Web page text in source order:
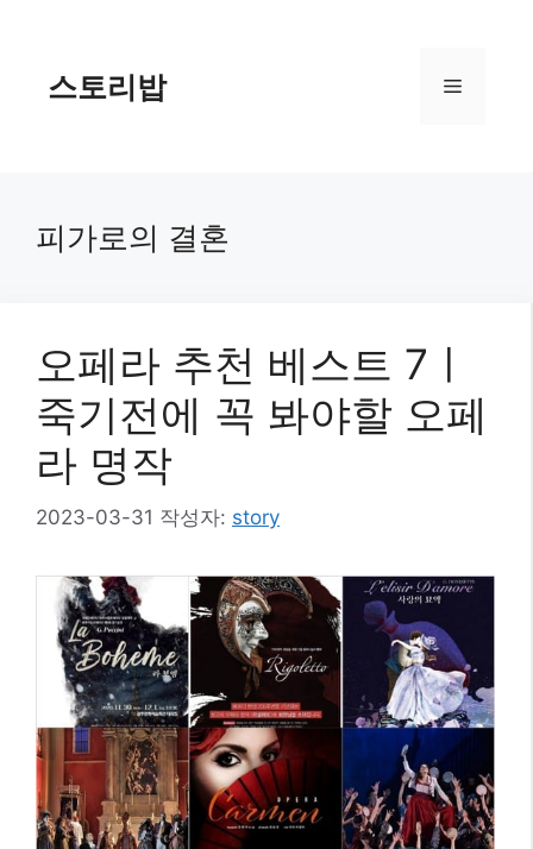
스토리밥 메
피가로의 결혼
오페라 추천 베스트 7ㅣ
죽기전에 꼭 봐야할 오페
라 명작
2023-03-31 작성자: story